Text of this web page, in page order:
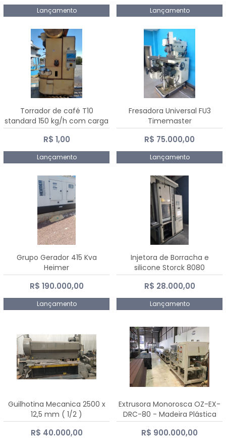
Lançamento Lançamento
Torrador de café T10
standard 150 kg/h com carga
de 10 kg
R$ 1,00
Lançamento
Fresadora Universal FU3
Timemaster
R$ 75.000,00
Lançamento
Grupo Gerador 415 Kva
Heimer
R$ 190.000,00
Lançamento
Injetora de Borracha e
silicone Storck 8080
R$ 28.000,00
Lançamento
Guilhotina Mecanica 2500 x
12,5 mm ( 1/2 )
R$ 40.000,00
Extrusora Monorosca OZ-EX-
DRC-80 - Madeira Plástica
R$ 900.000,00